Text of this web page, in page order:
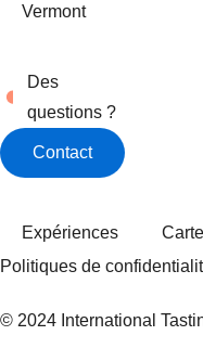
Vermont
Des
questions ?
Contact
Expériences
Politiques de
© 2024 International